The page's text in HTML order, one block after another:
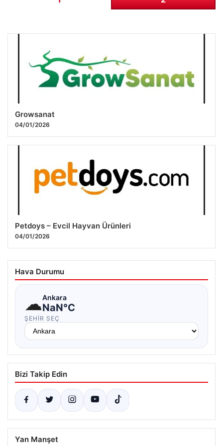
Growsanat
04/01/2026
Petdoys – Evcil Hayvan Ürünleri
04/01/2026
Hava Durumu
☁Ankara
NaN°C
ŞEHIR SEÇ
Bizi Takip Edin
Yan Manşet